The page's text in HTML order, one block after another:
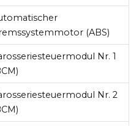
(ABS)
Nr. 1
Nr. 2